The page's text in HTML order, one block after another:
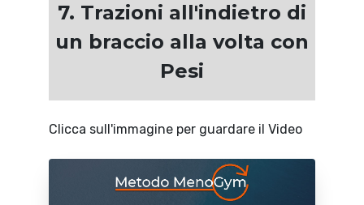
7. Trazioni all'indietro di
un braccio alla volta con
Pesi
Clicca sull'immagine per guardare il Video